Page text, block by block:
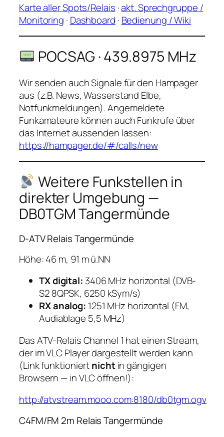
Karte aller Spots/Relais ·akt. Sprechgruppe /
Monitoring · Dashboard · Bedienung / Wiki
POCSAG · 439.8975 MHz
Wir senden auch Signale für den Hampager
aus (z.B. News, Wasserstand Elbe,
Notfunkmeldungen). Angemeldete
Funkamateure können auch Funkrufe über
das Internet aussenden lassen:
https://hampager.de/#/calls/new
Weitere Funkstellen in
direkter Umgebung —
DB0TGM Tangermünde
D-ATV Relais Tangermünde
Höhe: 46 m, 91 m ü.NN
TX digital: 3406 MHz horizontal (DVB-
S2 8QPSK, 6250 kSym/s)
RX analog: 1251 MHz horizontal (FM,
Audiablage 5,5 MHz)
Das ATV-Relais Channel 1 hat einen Stream,
der im VLC Player dargestellt werden kann
(Link funktioniertnichtin gängigen
Browsern — in VLC öffnen!):
http://atvstream.mooo.com:8180/db0tgm.ogv
C4FM/FM 2m Relais Tangermünde